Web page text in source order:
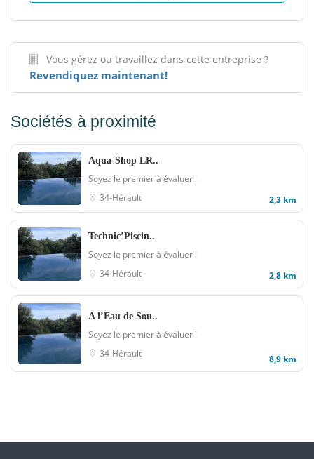
Vous gérez ou travaillez dans cette entreprise ?
Revendiquez maintenant!
Sociétés à proximité
Aqua-Shop LR..
Soyez le premier à évaluer !
34-Hérault
2,3 km
Technic’Piscin..
Soyez le premier à évaluer !
34-Hérault
2,8 km
A l’Eau de Sou..
Soyez le premier à évaluer !
34-Hérault
8,9 km